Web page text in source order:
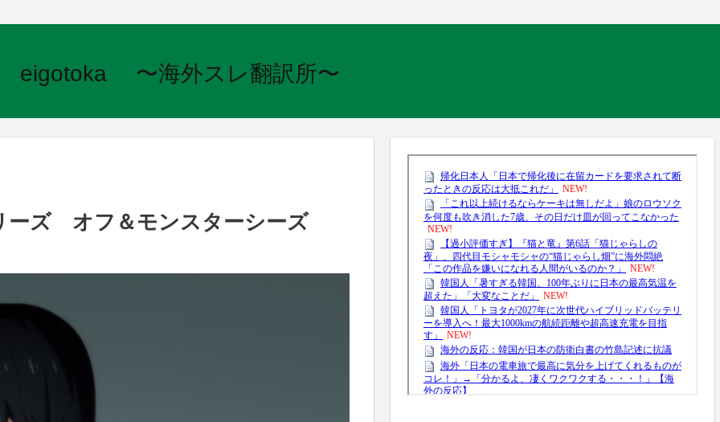
eigotoka 〜海外スレ翻訳所〜
ーズ オフ＆モンスターシーズ